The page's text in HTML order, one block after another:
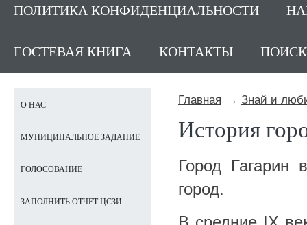
ПОЛИТИКА КОНФИДЕНЦИАЛЬНОСТИ
ГОСТЕВАЯ КНИГА КОНТАКТЫ ПОИСК
Главная Знай и
История
Город Гагарин
город.
О НАС
МУНИЦИПАЛЬНОЕ ЗАДАНИЕ
ГОЛОСОВАНИЕ
ЗАПОЛНИТЬ ОТЧЕТ ЦСЗИ